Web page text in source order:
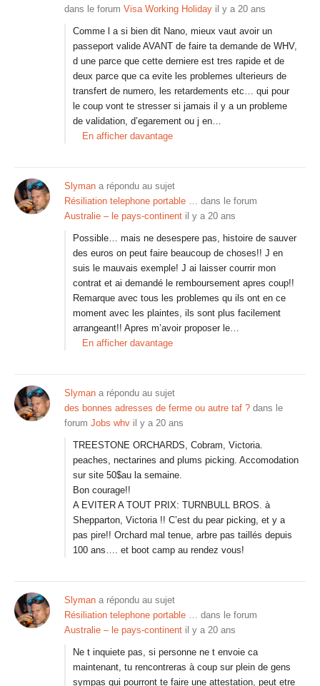
dans le forum Visa Working Holiday il y a 20 ans
Comme l a si bien dit Nano, mieux vaut avoir un
passeport valide AVANT de faire ta demande de WHV,
d une parce que cette derniere est tres rapide et de
deux parce que ca evite les problemes ulterieurs de
transfert de numero, les retardements etc… qui pour
le coup vont te stresser si jamais il y a un probleme
de validation, d’egarement ou j en…
En afficher davantage
Slyman a répondu au sujet
Résiliation telephone portable … dans le forum
Australie – le pays-continent il y a 20 ans
Possible… mais ne desespere pas, histoire de sauver
des euros on peut faire beaucoup de choses!! J en
suis le mauvais exemple! J ai laisser courrir mon
contrat et ai demandé le remboursement apres coup!!
Remarque avec tous les problemes qu ils ont en ce
moment avec les plaintes, ils sont plus facilement
arrangeant!! Apres m’avoir proposer le…
En afficher davantage
Slyman a répondu au sujet
des bonnes adresses de ferme ou autre taf ? dans le
forum Jobs whv il y a 20 ans
TREESTONE ORCHARDS, Cobram, Victoria.
peaches, nectarines and plums picking. Accomodation
sur site 50$au la semaine.
Bon courage!!
A EVITER A TOUT PRIX: TURNBULL BROS. à
Shepparton, Victoria !! C’est du pear picking, et y a
pas pire!! Orchard mal tenue, arbre pas taillés depuis
100 ans…. et boot camp au rendez vous!
Slyman a répondu au sujet
Résiliation telephone portable … dans le forum
Australie – le pays-continent il y a 20 ans
Ne t inquiete pas, si personne ne t envoie ca
maintenant, tu rencontreras à coup sur plein de gens
sympas qui pourront te faire une attestation, peut etre